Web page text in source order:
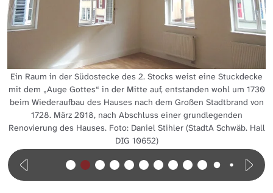
Ein Raum in der Südostecke des 2. Stocks weist eine Stuckdecke
mit dem „Auge Gottes“ in der Mitte auf, entstanden wohl um 1730
beim Wiederaufbau des Hauses nach dem Großen Stadtbrand von
1728. März 2018, nach Abschluss einer grundlegenden
Renovierung des Hauses. Foto: Daniel Stihler (StadtA Schwäb. Hall
DIG 10652)